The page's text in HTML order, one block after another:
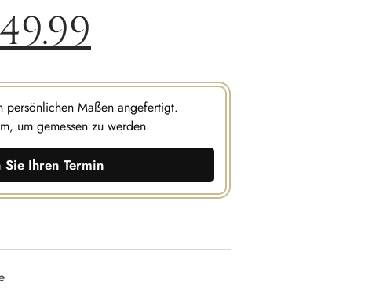
persönlichen Maßen angefertigt.
um gemessen zu werden.
Sie Ihren Termin